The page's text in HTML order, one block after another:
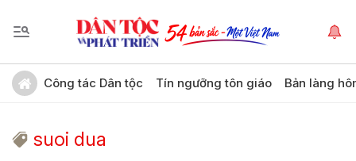
Công tác Dân tộc Tín ngưỡng tôn giáo Bản làng
suoi dua